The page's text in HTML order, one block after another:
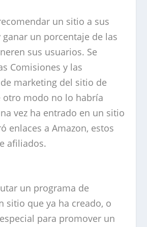
un sitio a sus
un porcentaje de las
sus usuarios. Se
Comisiones y las
marketing del sitio de
otro modo no lo habría
vez ha entrado en un sitio
enlaces a Amazon, estos
afiliados.
un programa de
sitio que ya ha creado, o
para promover un